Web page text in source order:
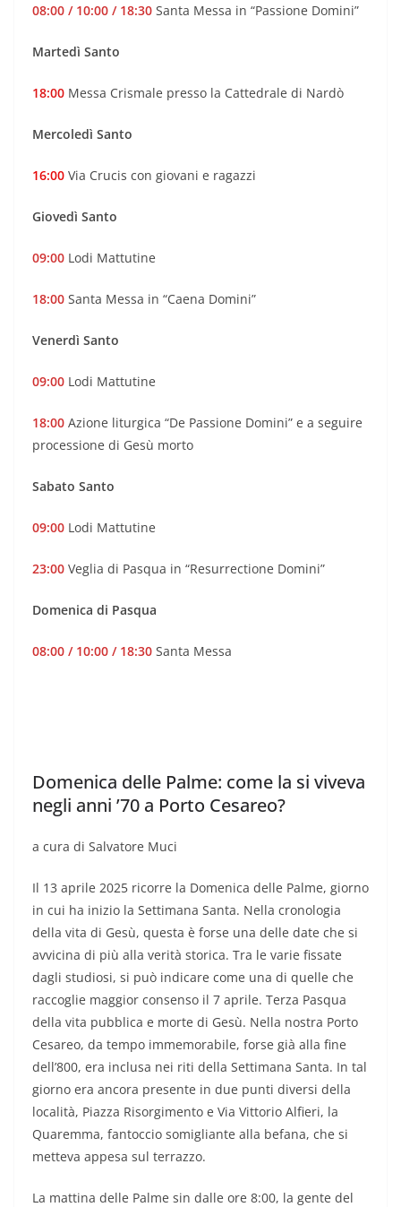
08:00 / 10:00 / 18:30 Santa Messa in “Passione Domini”
Martedì Santo
18:00 Messa Crismale presso la Cattedrale di Nardò
Mercoledì Santo
16:00 Via Crucis con giovani e ragazzi
Giovedì Santo
09:00 Lodi Mattutine
18:00 Santa Messa in “Caena Domini”
Venerdì Santo
09:00 Lodi Mattutine
18:00 Azione liturgica “De Passione Domini” e a seguire
processione di Gesù morto
Sabato Santo
09:00 Lodi Mattutine
23:00 Veglia di Pasqua in “Resurrectione Domini”
Domenica di Pasqua
08:00 / 10:00 / 18:30 Santa Messa
Domenica delle Palme: come la si viveva
negli anni ’70 a Porto Cesareo?
a cura di Salvatore Muci
Il 13 aprile 2025 ricorre la Domenica delle Palme, giorno
in cui ha inizio la Settimana Santa. Nella cronologia
della vita di Gesù, questa è forse una delle date che si
avvicina di più alla verità storica. Tra le varie fissate
dagli studiosi, si può indicare come una di quelle che
raccoglie maggior consenso il 7 aprile. Terza Pasqua
della vita pubblica e morte di Gesù. Nella nostra Porto
Cesareo, da tempo immemorabile, forse già alla fine
dell’800, era inclusa nei riti della Settimana Santa. In tal
giorno era ancora presente in due punti diversi della
località, Piazza Risorgimento e Via Vittorio Alfieri, la
Quaremma, fantoccio somigliante alla befana, che si
metteva appesa sul terrazzo.
La mattina delle Palme sin dalle ore 8:00, la gente del